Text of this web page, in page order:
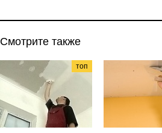
Смотрите также
топ